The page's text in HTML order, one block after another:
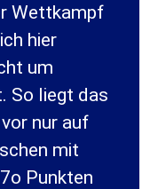
Wettkampf
hier
um
So liegt das
nur auf
mit
Punkten